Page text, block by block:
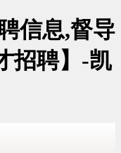
信息,督导
招聘】-凯